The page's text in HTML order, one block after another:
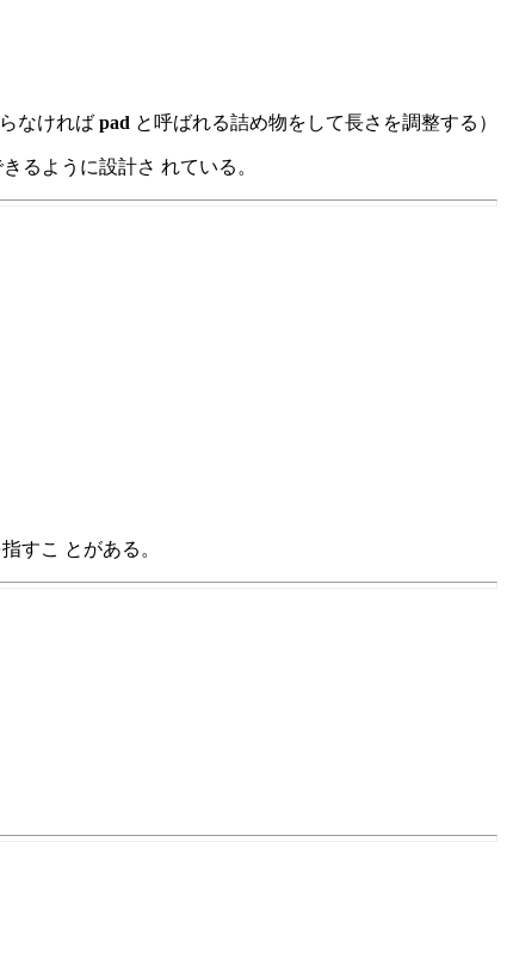
なければ pad と呼ばれる詰め物をして長さを調整する）
るように設計さ れている。
すこ とがある。